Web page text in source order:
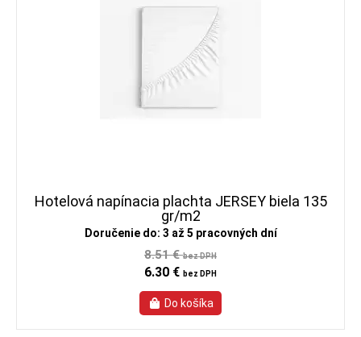
Hotelová napínacia plachta JERSEY biela 135
gr/m2
Doručenie do: 3 až 5 pracovných dní
8.51 €bez DPH
6.30 € bez DPH